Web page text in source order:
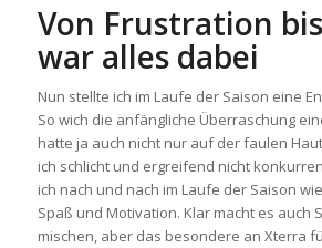
Von Frustration
war alles dabei
Nun stellte ich im Laufe der Saison eine
So wich die anfängliche Überraschung
hatte ja auch nicht nur auf der faulen
ich schlicht und ergreifend nicht
ich nach und nach im Laufe der Saison
Spaß und Motivation. Klar macht es auch
mischen, aber das besondere an Xterra